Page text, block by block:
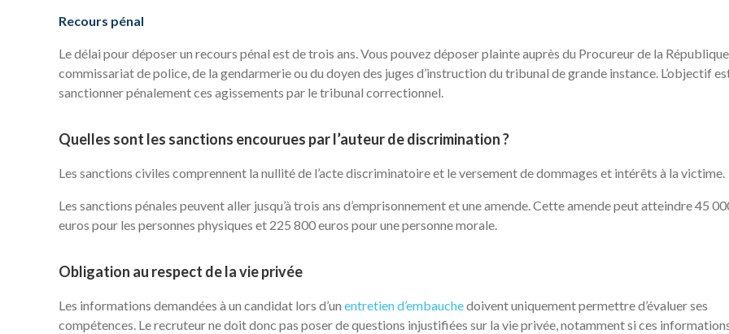
Recours pénal
Le délai pour déposer un recours pénal est de trois ans. Vous pouvez déposer plainte auprès du Procureur de la
commissariat de police, de la gendarmerie ou du doyen des juges d’instruction du tribunal de grande instance. L’objectif
sanctionner pénalement ces agissements par le tribunal correctionnel.
Quelles sont les sanctions encourues par l’auteur de discrimination ?
Les sanctions civiles comprennent la nullité de l’acte discriminatoire et le versement de dommages et intérêts à la victime.
Les sanctions pénales peuvent aller jusqu’à trois ans d’emprisonnement et une amende. Cette amende peut atteindre 45
euros pour les personnes physiques et 225 800 euros pour une personne morale.
Obligation au respect de la vie privée
Les informations demandées à un candidat lors d’un entretien d’embauchedoivent uniquement permettre d’évaluer ses
compétences. Le recruteur ne doit donc pas poser de questions injustifiées sur la vie privée, notamment si ces